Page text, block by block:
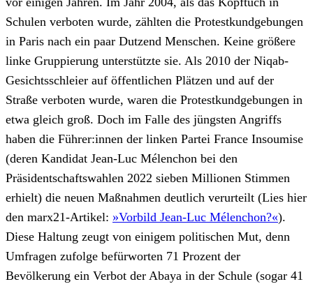
Schulen verboten wurde, zählten die Protestkundgebungen
in Paris nach ein paar Dutzend Menschen. Keine größere
linke Gruppierung unterstützte sie. Als 2010 der Niqab-
Gesichtsschleier auf öffentlichen Plätzen und auf der
Straße verboten wurde, waren die Protestkundgebungen in
etwa gleich groß. Doch im Falle des jüngsten Angriffs
haben die Führer:innen der linken Partei France Insoumise
(deren Kandidat Jean-Luc Mélenchon bei den
Präsidentschaftswahlen 2022 sieben Millionen Stimmen
erhielt) die neuen Maßnahmen deutlich verurteilt (Lies hier
den marx21-Artikel: »Vorbild Jean-Luc Mélenchon?«).
Diese Haltung zeugt von einigem politischen Mut, denn
Umfragen zufolge befürworten 71 Prozent der
Bevölkerung ein Verbot der Abaya in der Schule (sogar 41